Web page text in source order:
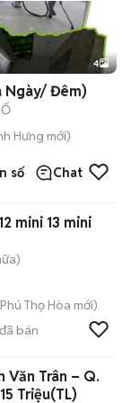
4
Ngày/ Đêm)
Hưng mới)
số Chat
mini 13 mini
Phú Thọ Hòa mới)
đã bán
Văn Trân – Q.
Triệu(TL)